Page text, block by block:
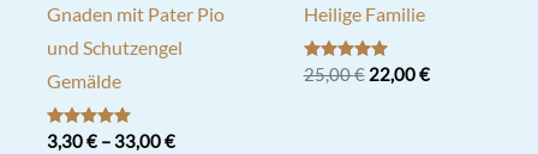
Gnaden mit Pater Pio
und Schutzengel
Gemälde
Bewertet mit
3,30€– 33,00€
Heilige Familie
Bewertet mit
5.00
25,00€ Ursprünglicher
22,00€Aktueller